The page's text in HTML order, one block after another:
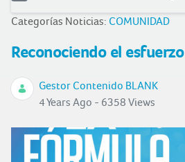
Categorías Noticias: COMUNIDAD
Reconociendo el esfuerzo
Gestor Contenido BLANK
4 Years Ago - 6358 Views